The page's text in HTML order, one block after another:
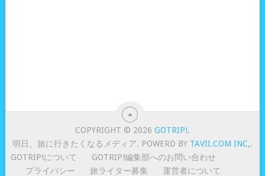
COPYRIGHT © 2026GOTRIP!.
明日、旅に行きたくなるメディア. POWERD BY TAVII.COM INC,.
GOTRIP!について
GOTRIP!編集部へのお問い合わせ
プライバシー
旅ライター募集 運営者について